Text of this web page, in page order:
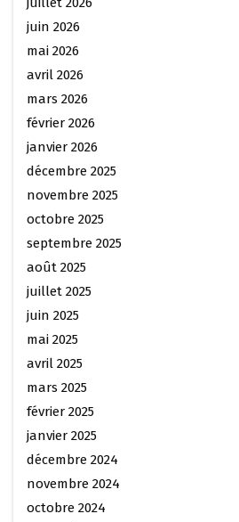
juin 2026
mai 2026
avril 2026
mars 2026
février 2026
janvier 2026
décembre 2025
novembre 2025
octobre 2025
septembre 2025
août 2025
juillet 2025
juin 2025
mai 2025
avril 2025
mars 2025
février 2025
janvier 2025
décembre 2024
novembre 2024
octobre 2024